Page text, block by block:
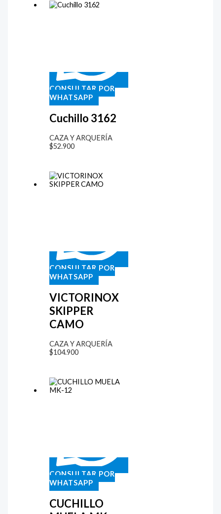
CONSULTAR POR
WHATSAPP
Cuchillo 3162
CAZA Y ARQUERÍA
$52.900
CONSULTAR POR
WHATSAPP
VICTORINOX
SKIPPER
CAMO
CAZA Y ARQUERÍA
$104.900
CONSULTAR POR
WHATSAPP
CUCHILLO